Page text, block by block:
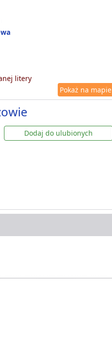
litery
Pokaż na mapie
Dodaj do ulubionych